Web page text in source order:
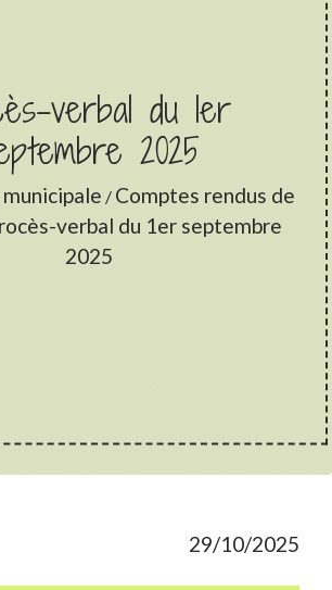
verbal du 1er
2025
/ Comptes rendus de
verbal du 1er septembre
2025
29/10/2025